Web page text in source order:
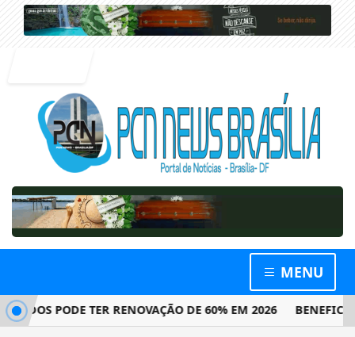
MENU
PODE TER RENOVAÇÃO DE 60% EM 2026